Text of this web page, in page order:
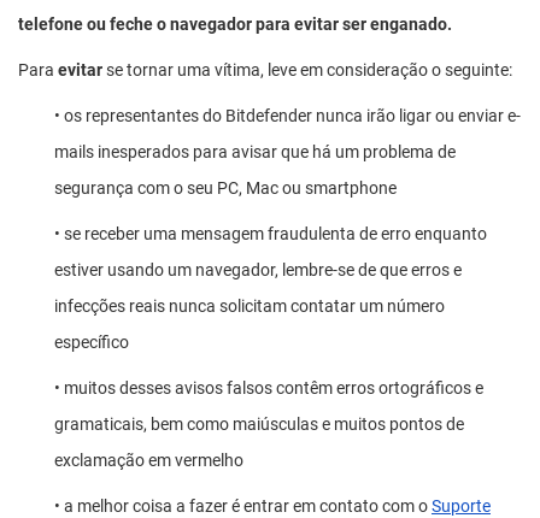
telefone ou feche o navegador para evitar ser enganado.
Para evitarse tornar uma vítima, leve em consideração o seguinte:
• os representantes do Bitdefender nunca irão ligar ou enviar e-
mails inesperados para avisar que há um problema de
segurança com o seu PC, Mac ou smartphone
• se receber uma mensagem fraudulenta de erro enquanto
estiver usando um navegador, lembre-se de que erros e
infecções reais nunca solicitam contatar um número
específico
• muitos desses avisos falsos contêm erros ortográficos e
gramaticais, bem como maiúsculas e muitos pontos de
exclamação em vermelho
• a melhor coisa a fazer é entrar em contato com oSuporte